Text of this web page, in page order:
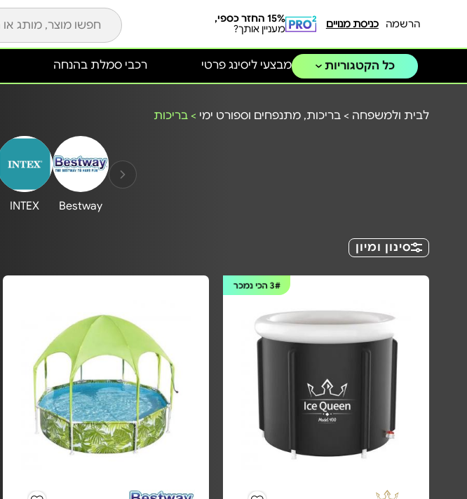
הרשמה כניסת מנויים
15% החזר כספי,
מעניין אותך?
כל הקטגוריות מבצעי ליסינג פרטי רכבי סמלת בהנחה
לבית ולמשפחה > בריכות, מתנפחים וספורט ימי > בריכות
Bestway
INTEX
סינון ומיון
3#הכי נמכר